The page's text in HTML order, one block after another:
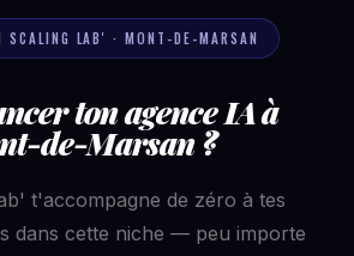
SCALING LAB' · MONT-DE-MARSAN
ton agence IA à
de-Marsan ?
t'accompagne de zéro à tes
dans cette niche — peu importe